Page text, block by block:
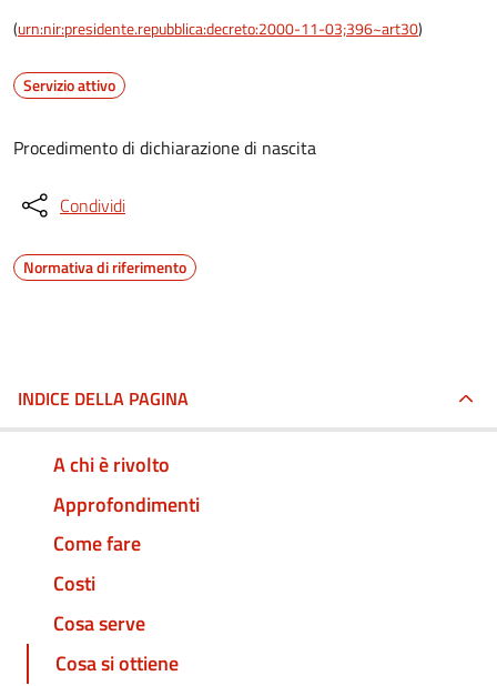
(urn:nir:presidente.repubblica:decreto:2000-11-03;396~art30)
Servizio attivo
Procedimento di dichiarazione di nascita
Condividi
Normativa di riferimento
INDICE DELLA PAGINA
A chi è rivolto
Approfondimenti
Come fare
Costi
Cosa serve
Cosa si ottiene